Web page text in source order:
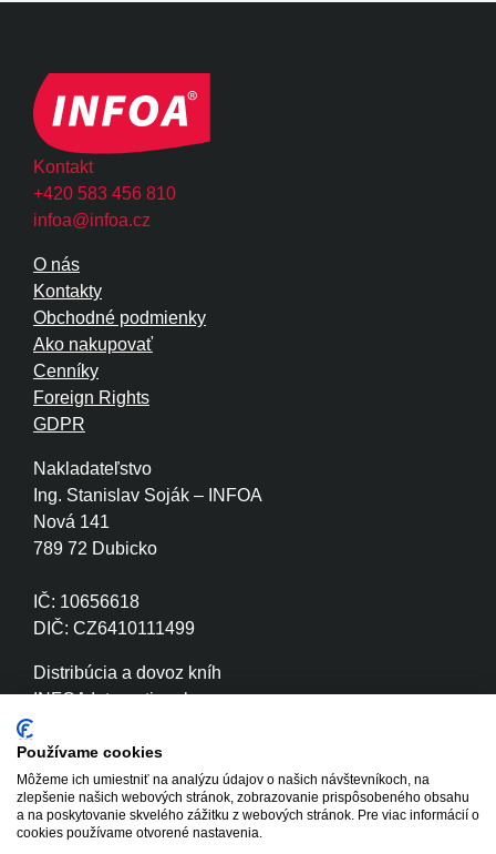
Kontakt
+420 583 456 810
infoa@infoa.cz
Nakladateľstvo
Ing. Stanislav Soják – INFOA
Nová 141
789 72 Dubicko
IČ: 10656618
DIČ: CZ6410111499
Distribúcia a dovoz kníh
INFOA International s.r.o.
789 72 Dubicko
IČ: 26870886
DIČ: CZ26870886
O nás
Kontakty
Obchodné podmienky
Ako nakupovať
Cenníky
Foreign Rights
GDPR
Používame cookies
Môžeme ich umiestniť na analýzu údajov o našich návštevníkoch, na
zlepšenie našich webových stránok, zobrazovanie prispôsobeného obsahu
a na poskytovanie skvelého zážitku z webových stránok. Pre viac informácií o
cookies používame otvorené nastavenia.